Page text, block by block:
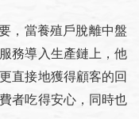
當養殖戶脫離中盤
務導入生產鏈上，他
直接地獲得顧客的回
者吃得安心，同時也